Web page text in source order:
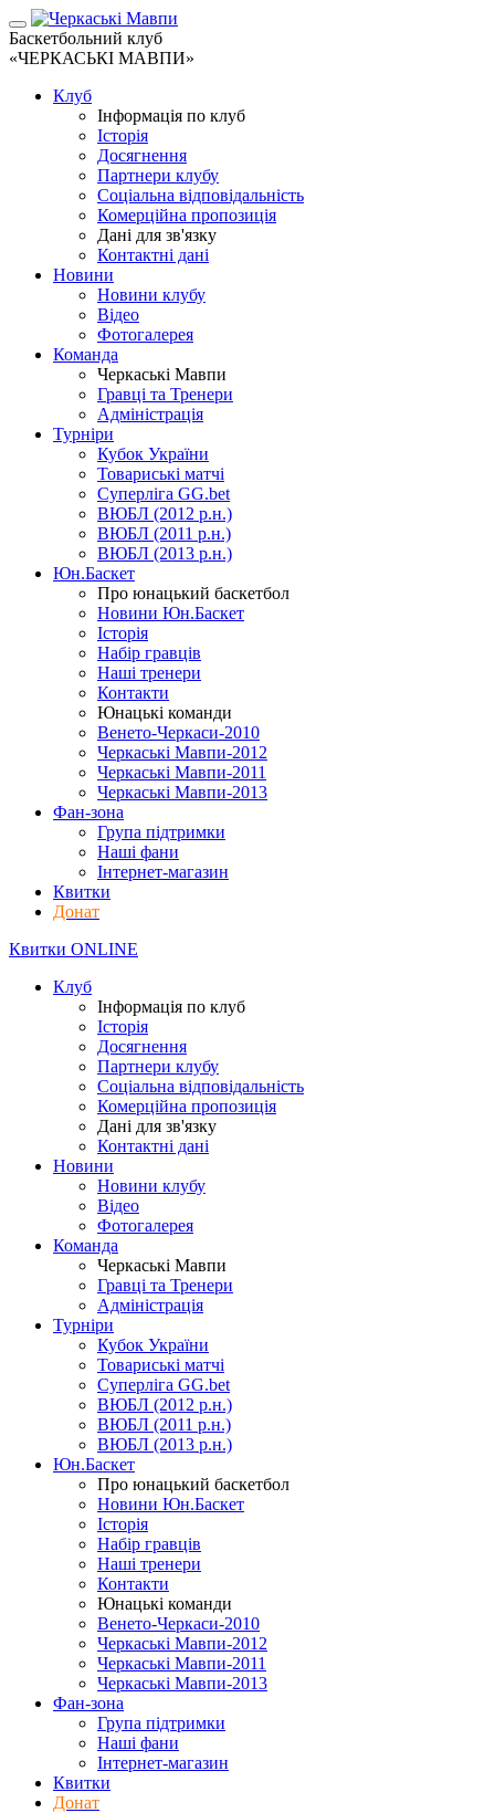
Баскетбольний клуб
«ЧЕРКАСЬКІ МАВПИ»
Клуб
Інформація по клуб
Історія
Досягнення
Партнери клубу
Соціальна відповідальність
Комерційна пропозиція
Дані для зв'язку
Контактні дані
Новини
Новини клубу
Відео
Фотогалерея
Команда
Черкаські Мавпи
Гравці та Тренери
Адміністрація
Турніри
Кубок України
Товариські матчі
Суперліга GG.bet
ВЮБЛ (2012 р.н.)
ВЮБЛ (2011 р.н.)
ВЮБЛ (2013 р.н.)
Юн.Баскет
Про юнацький баскетбол
Новини Юн.Баскет
Історія
Набір гравців
Наші тренери
Контакти
Юнацькі команди
Венето-Черкаси-2010
Черкаські Мавпи-2012
Черкаські Мавпи-2011
Черкаські Мавпи-2013
Фан-зона
Група підтримки
Наші фани
Інтернет-магазин
Квитки
Донат
Квитки ONLINE
Клуб
Інформація по клуб
Історія
Досягнення
Партнери клубу
Соціальна відповідальність
Комерційна пропозиція
Дані для зв'язку
Контактні дані
Новини
Новини клубу
Відео
Фотогалерея
Команда
Черкаські Мавпи
Гравці та Тренери
Адміністрація
Турніри
Кубок України
Товариські матчі
Суперліга GG.bet
ВЮБЛ (2012 р.н.)
ВЮБЛ (2011 р.н.)
ВЮБЛ (2013 р.н.)
Юн.Баскет
Про юнацький баскетбол
Новини Юн.Баскет
Історія
Набір гравців
Наші тренери
Контакти
Юнацькі команди
Венето-Черкаси-2010
Черкаські Мавпи-2012
Черкаські Мавпи-2011
Черкаські Мавпи-2013
Фан-зона
Група підтримки
Наші фани
Інтернет-магазин
Квитки
Донат